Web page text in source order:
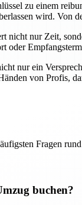
zu einem
wird. Von
nicht nur Zeit,
oder
nur ein
von Profis,
Fragen
buchen?